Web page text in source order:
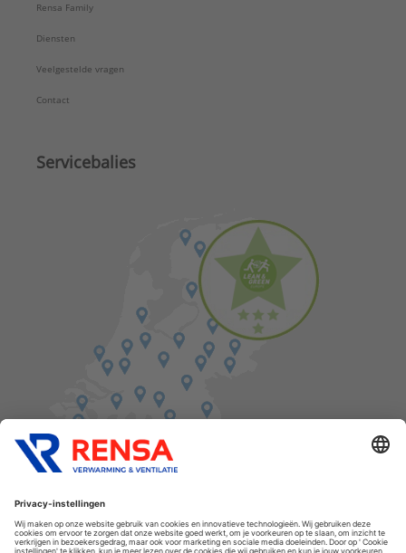
Rensa Family
Diensten
Veelgestelde vragen
Contact
Servicebalies